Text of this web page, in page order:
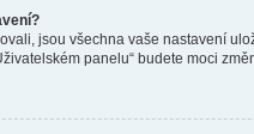
jsou všechna vaše nastavení
panelu“ budete moci